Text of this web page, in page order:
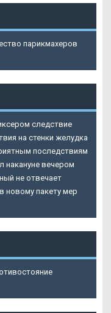
парикмахеров
следствие
на стенки желудка
последствиям
накануне вечером
не отвечает
новому пакету мер